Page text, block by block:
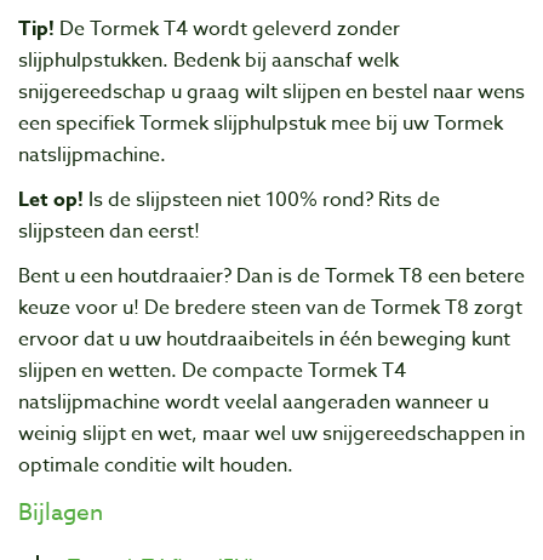
Tip! De Tormek T4 wordt geleverd zonder
slijphulpstukken. Bedenk bij aanschaf welk
snijgereedschap u graag wilt slijpen en bestel naar wens
een specifiek Tormek slijphulpstuk mee bij uw Tormek
natslijpmachine.
Let op! Is de slijpsteen niet 100% rond? Rits de
slijpsteen dan eerst!
Bent u een houtdraaier? Dan is de Tormek T8 een betere
keuze voor u! De bredere steen van de Tormek T8 zorgt
ervoor dat u uw houtdraaibeitels in één beweging kunt
slijpen en wetten. De compacte Tormek T4
natslijpmachine wordt veelal aangeraden wanneer u
weinig slijpt en wet, maar wel uw snijgereedschappen in
optimale conditie wilt houden.
Bijlagen